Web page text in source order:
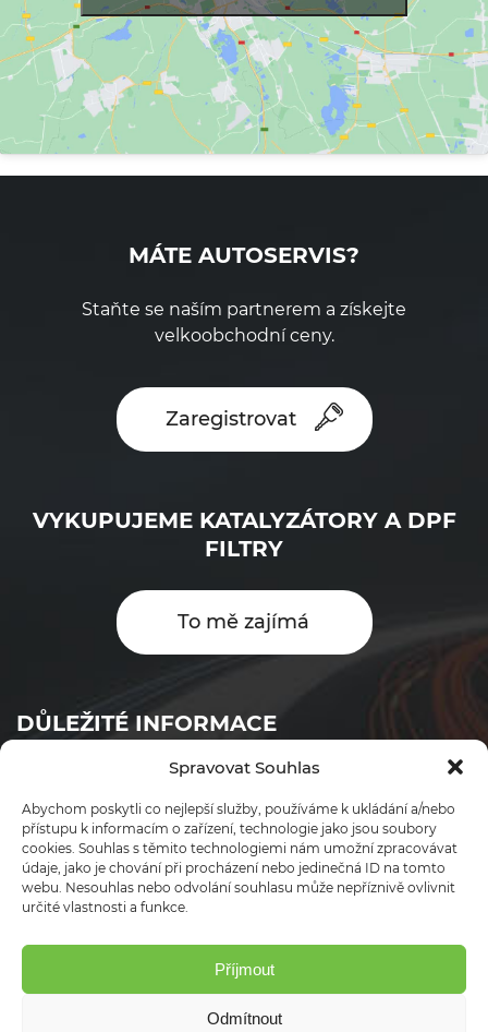
Spravovat Souhlas
Abychom poskytli co nejlepší služby, používáme k ukládání a/nebo
přístupu k informacím o zařízení, technologie jako jsou soubory
cookies. Souhlas s těmito technologiemi nám umožní zpracovávat
údaje, jako je chování při procházení nebo jedinečná ID na tomto
webu. Nesouhlas nebo odvolání souhlasu může nepříznivě ovlivnit
určité vlastnosti a funkce.
Příjmout
Odmítnout
DŮLEŽITÉ INFORMACE
Objednávkový formulář
Ceník
Obchodní podmínky
Ochrana osobních údajů
MÁTE AUTOSERVIS?
Staňte se naším partnerem a získejte
velkoobchodní ceny.
Zaregistrovat
VYKUPUJEME KATALYZÁTORY A DPF
FILTRY
To mě zajímá